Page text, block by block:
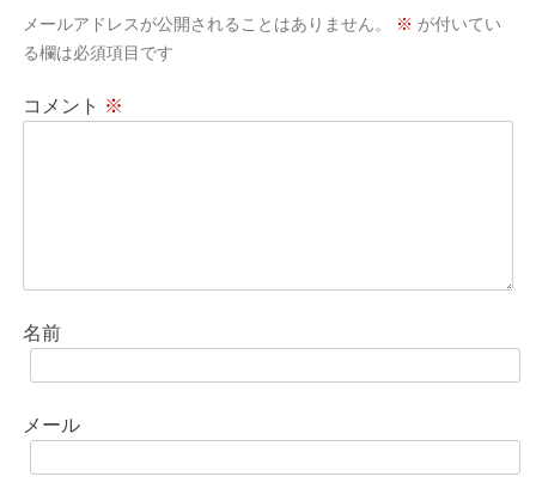
シ
ョ
メールアドレスが公開されることはありません。 ※ が付いてい
る欄は必須項目です
コメント ※
名前
メール